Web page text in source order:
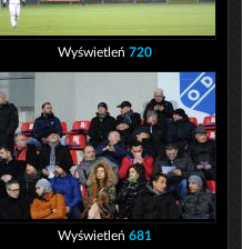
Wyświetleń 720
Wyświetleń 681